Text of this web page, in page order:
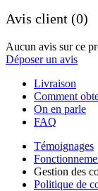
Avis client (0)
Aucun avis sur ce
Déposer un avis
Livraison
Comment
On en parle
FAQ
Témoignages
Gestion des
Politique de